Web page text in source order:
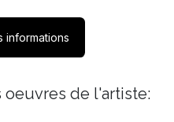
informations
de l'artiste: